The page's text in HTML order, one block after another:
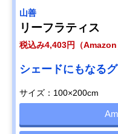
山善
リーフラティス
税込み4,403円（Amazon
シェードにもなる
サイズ：100×200cm